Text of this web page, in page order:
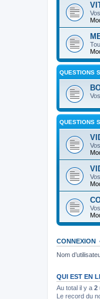
QUESTIONS
QUESTIONS
CONNEXION
Nom
QUI EST EN
Au total il y a 2
Le record du